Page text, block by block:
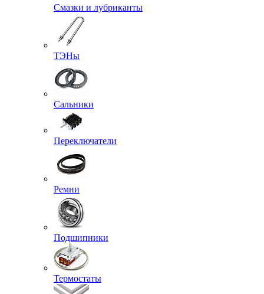
Смазки и лубриканты
ТЭНы
Сальники
Переключатели
Ремни
Подшипники
Термостаты